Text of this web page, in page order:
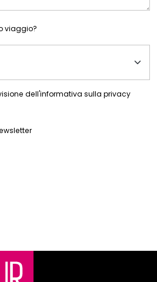
viaggio?
dell'informativa sulla privacy